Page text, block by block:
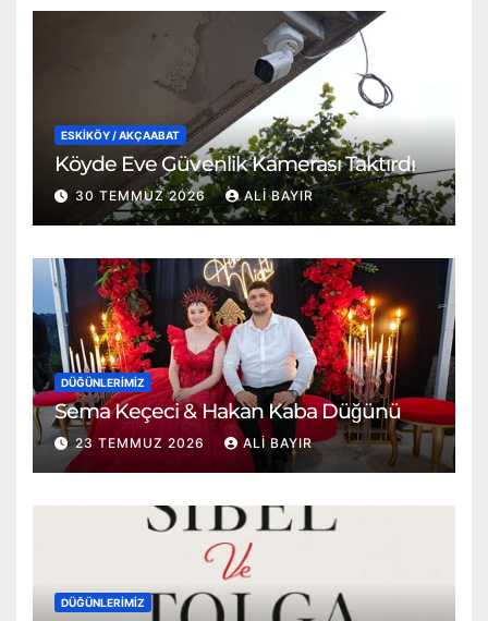
ESKİKÖY / AKÇAABAT
Köyde Eve Güvenlik Kamerası Taktırdı
30 TEMMUZ 2026 ALI BAYIR
DÜĞÜNLERIMIZ
Sema Keçeci & Hakan Kaba Düğünü
23 TEMMUZ 2026 ALI BAYIR
DÜĞÜNLERIMIZ